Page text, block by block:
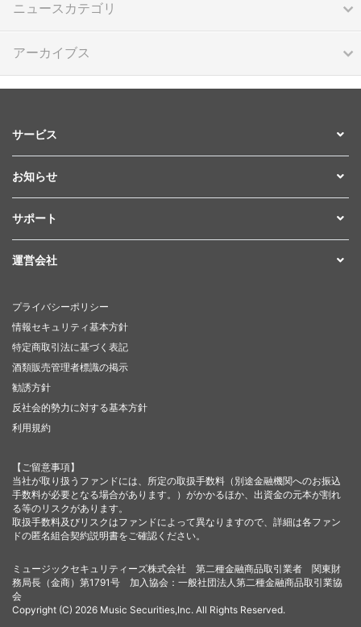
ニュースカテゴリ
アーカイブス
サービス
お知らせ
サポート
運営会社
プライバシーポリシー
情報セキュリティ基本方針
特定商取引法に基づく表記
酒類販売管理者標識の掲示
勧誘方針
反社会的勢力に対する基本方針
利用規約
【ご留意事項】
当社が取り扱うファンドには、所定の取扱手数料（別途金融機関へのお振込
手数料が必要となる場合があります。）がかかるほか、出資金の元本が割れ
る等のリスクがあります。
取扱手数料及びリスクはファンドによって異なりますので、詳細は各ファン
ドの匿名組合契約説明書をご確認ください。
ミュージックセキュリティーズ株式会社 第二種金融商品取引業者 関東財
務局長（金商）第1791号 加入協会：一般社団法人第二種金融商品取引業協
会
Copyright (C) 2026 Music Securities,Inc. All Rights Reserved.